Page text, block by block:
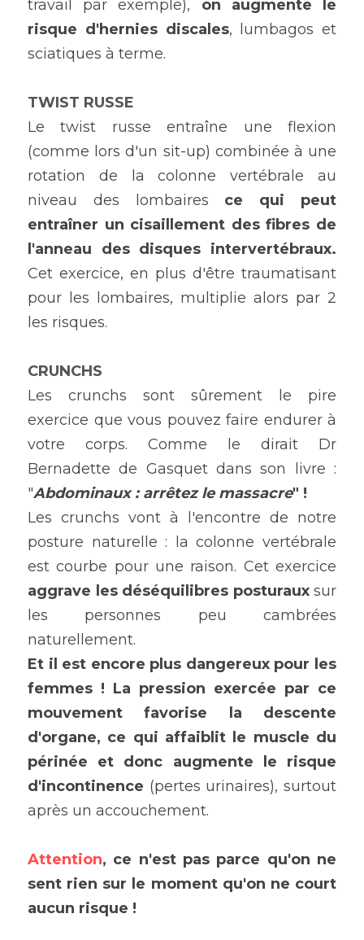
travail par exemple), on augmente le
risque d'hernies discales, lumbagos et
sciatiques à terme.
TWIST RUSSE
Le twist russe entraîne une flexion
(comme lors d'un sit-up) combinée à une
rotation de la colonne vertébrale au
niveau des lombaires ce qui peut
entraîner un cisaillement des fibres de
Cet exercice, en plus d'être traumatisant
pour les lombaires, multiplie alors par 2
les risques.
CRUNCHS
Les crunchs sont sûrement le pire
exercice que vous pouvez faire endurer à
votre corps. Comme le dirait Dr
Bernadette de Gasquet dans son livre :
"Abdominaux : arrêtez le massacre" !
Les crunchs vont à l'encontre de notre
posture naturelle : la colonne vertébrale
aggrave les déséquilibres posturaux sur
les personnes peu cambrées
naturellement.
Et il est encore plus dangereux pour les
femmes ! La pression exercée par ce
mouvement favorise la descente
d'organe, ce qui affaiblit le muscle du
périnée et donc augmente le risque
d'incontinence (pertes urinaires), surtout
après un accouchement.
Attention, ce n'est pas parce qu'on ne
sent rien sur le moment qu'on ne court
aucun risque !